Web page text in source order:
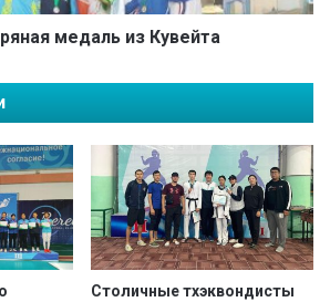
медаль из Кувейта
Столичные тхэквондисты